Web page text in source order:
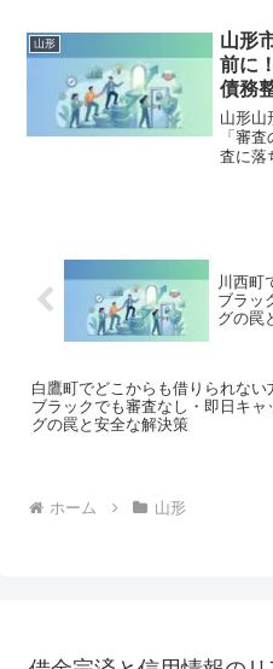
底解説
合法的
理」の
る無料
山形
山形
前に
債務
山形山
「審
査に落
る無料
川西町
ブラッ
グの罠
白鷹町でどこからも借りられない
ブラックでも審査なし・即日キャ
グの罠と安全な解決策
ホーム 山形